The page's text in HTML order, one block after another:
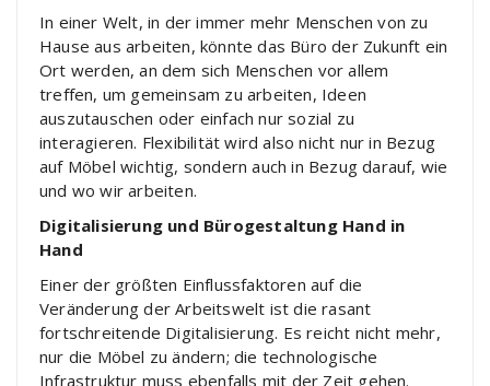
In einer Welt, in der immer mehr Menschen von zu
Hause aus arbeiten, könnte das Büro der Zukunft ein
Ort werden, an dem sich Menschen vor allem
treffen, um gemeinsam zu arbeiten, Ideen
auszutauschen oder einfach nur sozial zu
interagieren. Flexibilität wird also nicht nur in Bezug
auf Möbel wichtig, sondern auch in Bezug darauf, wie
und wo wir arbeiten.
Digitalisierung und Bürogestaltung Hand in
Hand
Einer der größten Einflussfaktoren auf die
Veränderung der Arbeitswelt ist die rasant
fortschreitende Digitalisierung. Es reicht nicht mehr,
nur die Möbel zu ändern; die technologische
Infrastruktur muss ebenfalls mit der Zeit gehen.